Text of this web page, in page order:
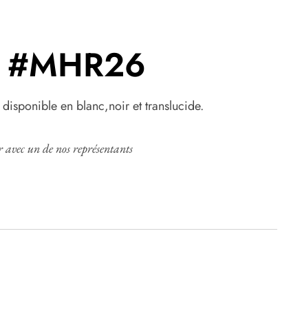
#MHR26
en blanc,noir et translucide.
un de nos représentants